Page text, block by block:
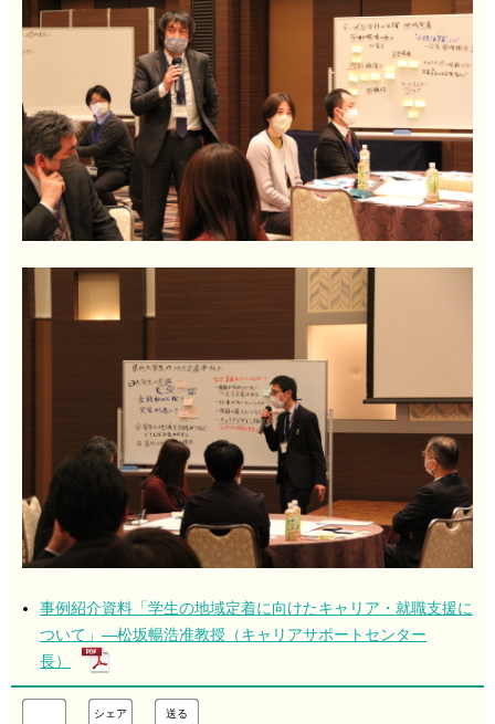
事例紹介資料「学生の地域定着に向けたキャリア・就職支援に
ついて」―松坂暢浩准教授（キャリアサポートセンター
長）
シェア 送る